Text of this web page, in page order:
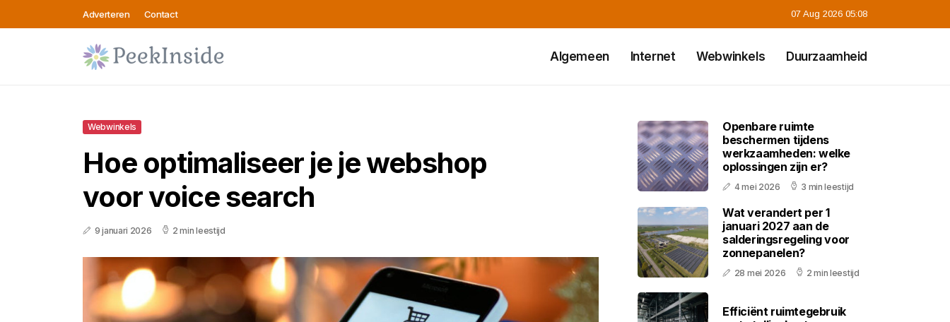
Adverteren Contact 07 Aug 2026 05:08
Algemeen Internet Webwinkels Duurzaamheid
Webwinkels
Hoe optimaliseer je je webshop
voor voice search
9 januari 2026 2 min leestijd
Openbare ruimte
beschermen tijdens
werkzaamheden: welke
oplossingen zijn er?
4 mei 2026 3 min leestijd
Wat verandert per 1
januari 2027 aan de
salderingsregeling voor
zonnepanelen?
28 mei 2026 2 min leestijd
Efficiënt ruimtegebruik